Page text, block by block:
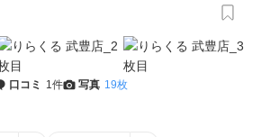
口コミ 1件 写真 19枚